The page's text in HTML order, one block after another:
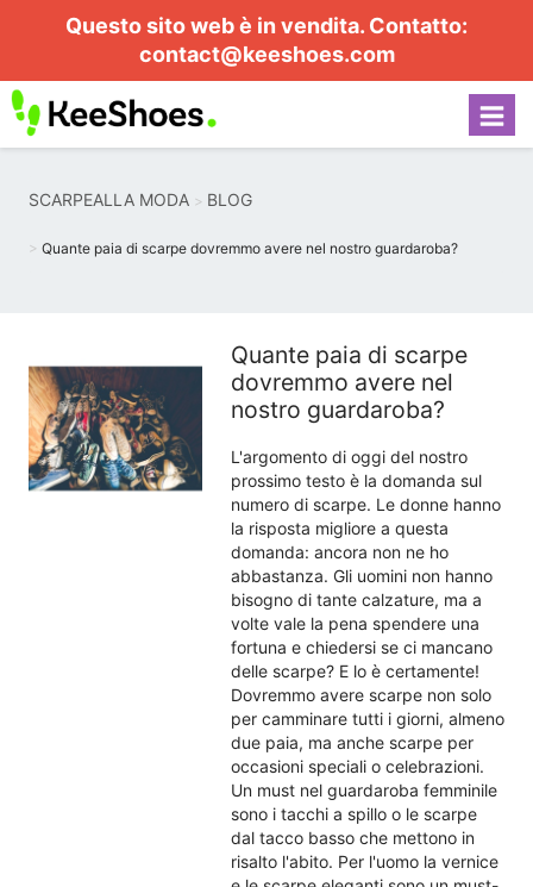
Questo sito web è in vendita. Contatto:
contact@keeshoes.com
SCARPEALLA MODA BLOG
Quante paia di scarpe dovremmo avere nel nostro guardaroba?
Quante paia di scarpe
dovremmo avere nel
nostro guardaroba?
L'argomento di oggi del nostro
prossimo testo è la domanda sul
numero di scarpe. Le donne hanno
la risposta migliore a questa
domanda: ancora non ne ho
abbastanza. Gli uomini non hanno
bisogno di tante calzature, ma a
volte vale la pena spendere una
fortuna e chiedersi se ci mancano
delle scarpe? E lo è certamente!
Dovremmo avere scarpe non solo
per camminare tutti i giorni, almeno
due paia, ma anche scarpe per
occasioni speciali o celebrazioni.
Un must nel guardaroba femminile
sono i tacchi a spillo o le scarpe
dal tacco basso che mettono in
risalto l'abito. Per l'uomo la vernice